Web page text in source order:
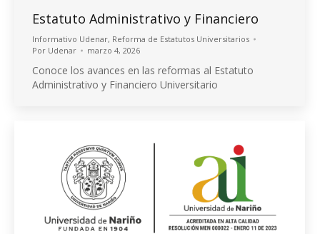
Estatuto Administrativo y Financiero
Informativo Udenar, Reforma de Estatutos Universitarios
Por Udenar marzo 4, 2026
Conoce los avances en las reformas al Estatuto
Administrativo y Financiero Universitario